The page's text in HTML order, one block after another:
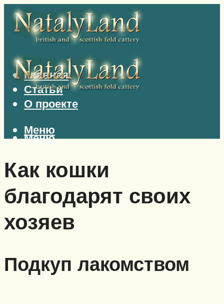
Главная
Статьи
О проекте
Меню
Меню
Как кошки
благодарят своих
хозяев
Подкуп лакомством